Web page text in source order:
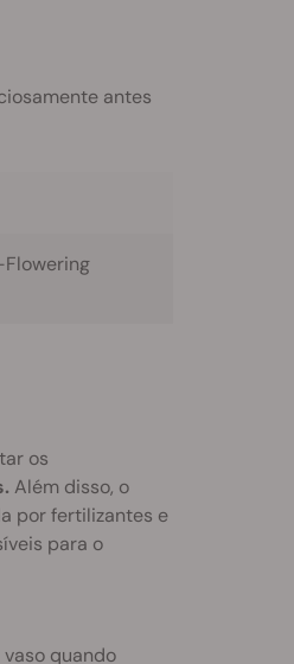
antes
os
Além disso, o
por fertilizantes e
para o
quando